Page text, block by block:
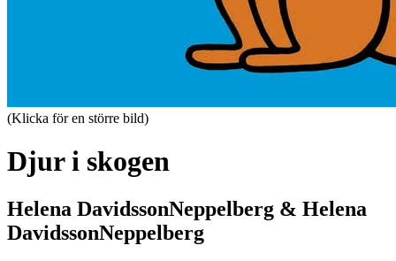
(Klicka för en större bild)
Djur i skogen
Helena DavidssonNeppelberg & Helena
DavidssonNeppelberg